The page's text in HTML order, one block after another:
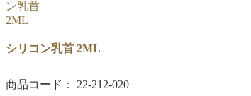
シリコン乳首 2ML
商品コード： 22-212-020